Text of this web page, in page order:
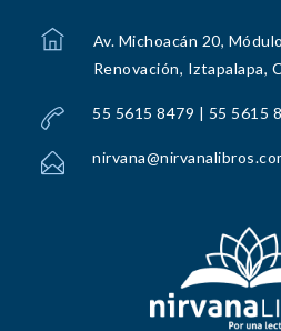
Av. Michoacán 20,
Renovación, Iztapalapa,
55 5615 8479 | 55 5615